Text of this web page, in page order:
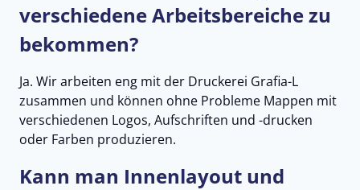
verschiedene Arbeitsbereiche zu
bekommen?
Ja. Wir arbeiten eng mit der Druckerei Grafia-L
zusammen und können ohne Probleme Mappen mit
verschiedenen Logos, Aufschriften und -drucken
oder Farben produzieren.
Kann man Innenlayout und